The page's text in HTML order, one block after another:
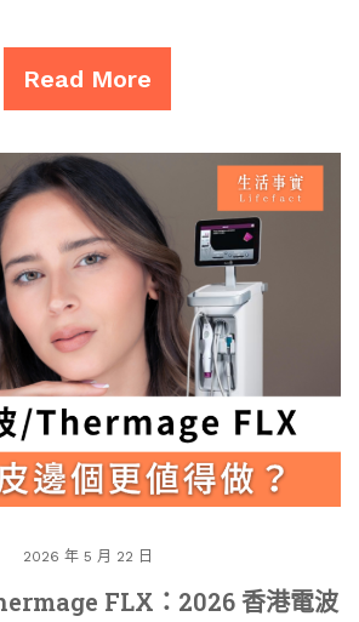
Read More
2026 年 5 月 22 日
FLX：2026 香港電波